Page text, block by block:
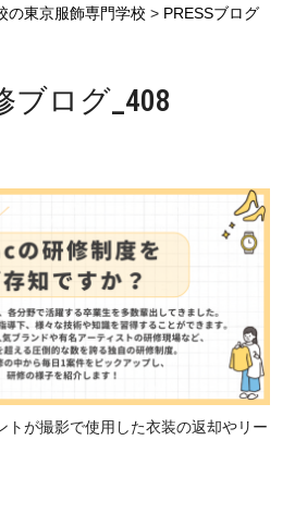
の東京服飾専門学校 > PRESSブログ
ブログ_408
トが撮影で使用した衣装の返却やリー